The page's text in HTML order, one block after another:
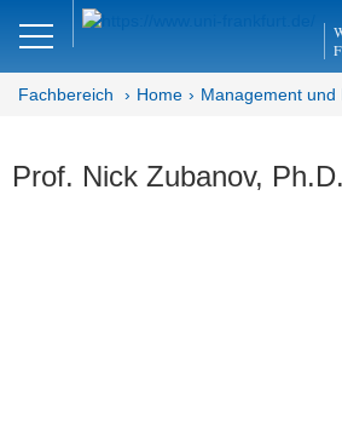
DE
Management und
Fachbereich Home Management und
Prof. Nick Zubanov, Ph.D.